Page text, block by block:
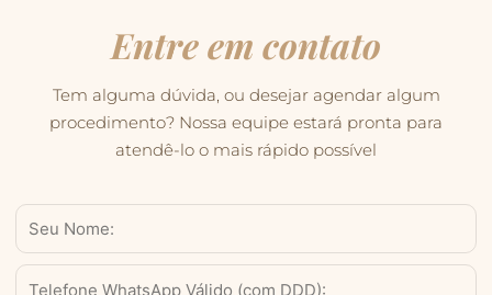
Entre em contato
Tem alguma dúvida, ou desejar agendar algum
procedimento? Nossa equipe estará pronta para
atendê-lo o mais rápido possível
Nome
WhatsApp